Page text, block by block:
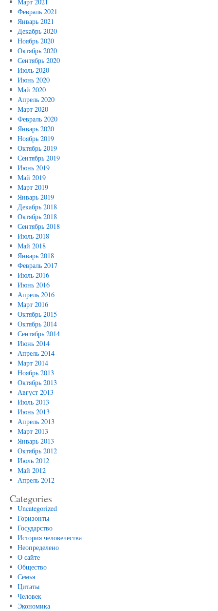
Февраль 2021
Январь 2021
Декабрь 2020
Ноябрь 2020
Октябрь 2020
Сентябрь 2020
Июль 2020
Июнь 2020
Май 2020
Апрель 2020
Март 2020
Февраль 2020
Январь 2020
Ноябрь 2019
Октябрь 2019
Сентябрь 2019
Июнь 2019
Май 2019
Март 2019
Январь 2019
Декабрь 2018
Октябрь 2018
Сентябрь 2018
Июль 2018
Май 2018
Январь 2018
Февраль 2017
Июль 2016
Июнь 2016
Апрель 2016
Март 2016
Октябрь 2015
Октябрь 2014
Сентябрь 2014
Июнь 2014
Апрель 2014
Март 2014
Ноябрь 2013
Октябрь 2013
Август 2013
Июль 2013
Июнь 2013
Апрель 2013
Март 2013
Январь 2013
Октябрь 2012
Июль 2012
Май 2012
Апрель 2012
Categories
Uncategorized
Горизонты
Государство
История человечества
Неопределено
О сайте
Общество
Семья
Цитаты
Человек
Экономика